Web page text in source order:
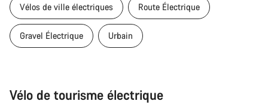
Vélos de ville électriques Route Électrique
Gravel Électrique Urbain
Vélo de tourisme électrique